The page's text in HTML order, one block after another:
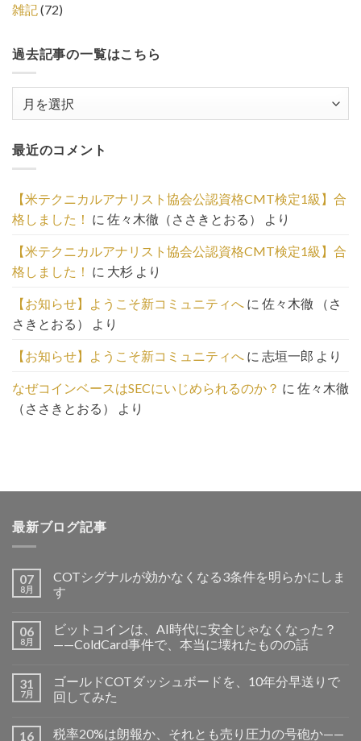
雑記(72)
過去記事の一覧はこちら
事
の
覧
は
こ
ち
ら
最近のコメント
【米テクニカルアナリスト協会公認資格CMT検定1級】合
格しました！ に 佐々木徹（ささきとおる） より
【米テクニカルアナリスト協会公認資格CMT検定1級】合
格しました！ に 大杉 より
【お知らせ】ようこそ新コミュニティへ に 佐々木徹 （さ
さきとおる）
より
【お知らせ】ようこそ新コミュニティへ に 志垣一郎 より
なぜコインベースはSECにいじめられるのか？ に 佐々木徹
（ささきとおる）
より
最新ブログ記事
07
8月
COTシグナルが効かなくなる3条件を明らかにしま
す
06
8月
ビットコインは、AI時代に安全じゃなくなった？
——ColdCard事件で、本当に壊れたものの話
31
7月
ゴールドCOTダッシュボードを、10年分早送りで
回してみた
16
税率20%は朗報か、それとも売り圧力の号砲か——